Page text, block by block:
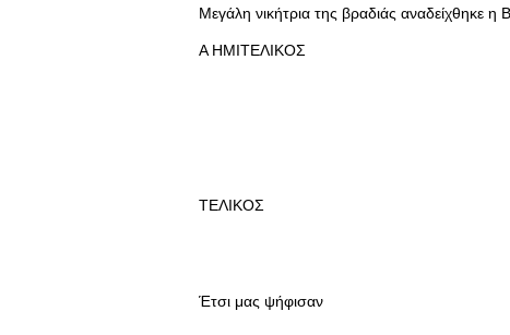
Μεγάλη νικήτρια της βραδιάς αναδείχθηκε
Α ΗΜΙΤΕΛΙΚΟΣ
ΤΕΛΙΚΟΣ
Έτσι μας ψήφισαν